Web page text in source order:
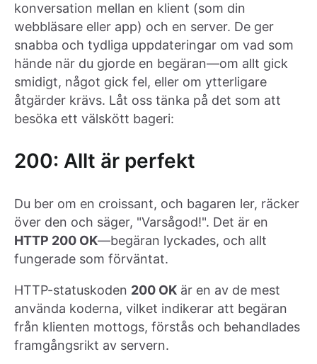
konversation mellan en klient (som din
webbläsare eller app) och en server. De ger
snabba och tydliga uppdateringar om vad som
hände när du gjorde en begäran—om allt gick
smidigt, något gick fel, eller om ytterligare
åtgärder krävs. Låt oss tänka på det som att
besöka ett välskött bageri:
200: Allt är perfekt
Du ber om en croissant, och bagaren ler, räcker
över den och säger, "Varsågod!". Det är en
HTTP 200 OK—begäran lyckades, och allt
fungerade som förväntat.
HTTP-statuskoden 200 OK är en av de mest
använda koderna, vilket indikerar att begäran
från klienten mottogs, förstås och behandlades
framgångsrikt av servern.